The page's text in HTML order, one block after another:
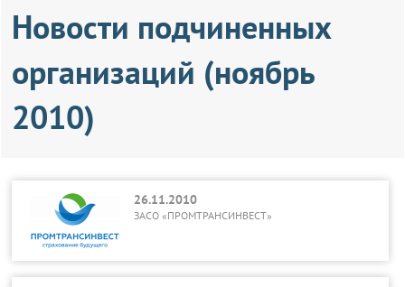
Новости подчиненных
организаций (ноябрь
2010)
26.11.2010
ЗАСО «ПРОМТРАНСИНВЕСТ»